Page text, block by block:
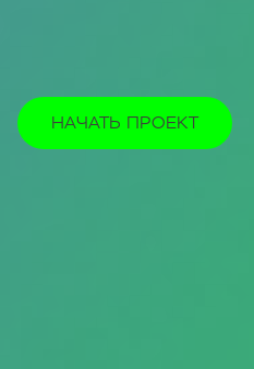
НАЧАТЬ ПРОЕКТ